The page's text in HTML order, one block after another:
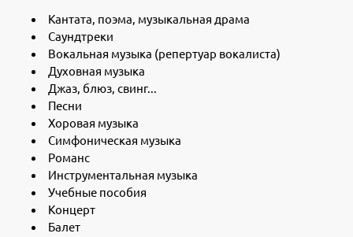
Кантата, поэма, музыкальная драма
Саундтреки
Вокальная музыка (репертуар вокалиста)
Духовная музыка
Джаз, блюз, свинг...
Песни
Хоровая музыка
Симфоническая музыка
Романс
Инструментальная музыка
Учебные пособия
Концерт
Балет